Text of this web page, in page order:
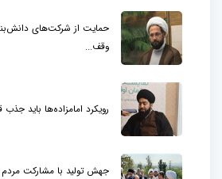
حمایت از شرکت‌های
وقف...
رویکرد امامزاده‌ها باید
جهش تولید با مشارکت